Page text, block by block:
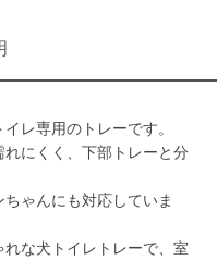
レ専用のトレーです。
にくく、下部トレーと分
ゃんにも対応していま
な犬トイレトレーで、室